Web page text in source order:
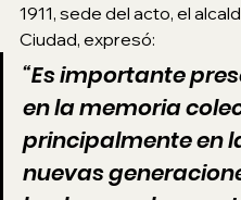
1911, sede del acto, el
Ciudad, expresó:
“Es importante
en la memoria
principalmente en
nuevas